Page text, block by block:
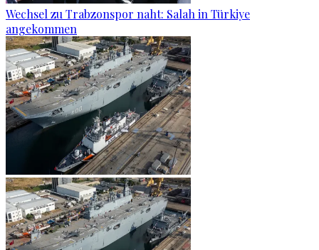
Wechsel zu Trabzonspor naht: Salah in Türkiye
angekommen